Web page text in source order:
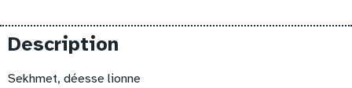
Description
Sekhmet, déesse lionne